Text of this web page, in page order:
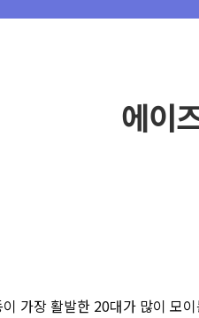
에이
가장 활발한 20대가 많이 모